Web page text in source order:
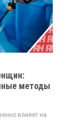
методы
влияет на